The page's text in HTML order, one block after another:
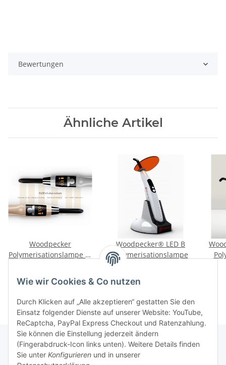
Bewertungen
Ähnliche Artikel
Woodpecker
Polymerisationslampe X-
Woodpecker® LED B
Polymerisationslampe
Rechtliche Hinweise
Wie wir Cookies & Co nutzen
Durch Klicken auf „Alle akzeptieren“ gestatten Sie den
Einsatz folgender Dienste auf unserer Website: YouTube,
ReCaptcha, PayPal Express Checkout und Ratenzahlung.
Sie können die Einstellung jederzeit ändern
(Fingerabdruck-Icon links unten). Weitere Details finden
Sie unter Konfigurieren und in unserer